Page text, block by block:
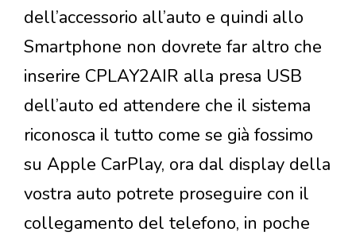
dell’accessorio all’auto e quindi allo
Smartphone non dovrete far altro che
inserire CPLAY2AIR alla presa USB
dell’auto ed attendere che il sistema
riconosca il tutto come se già fossimo
su Apple CarPlay, ora dal display della
vostra auto potrete proseguire con il
collegamento del telefono, in poche